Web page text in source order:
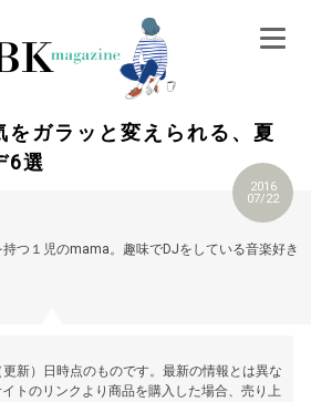
をガラッと変えられる、夏
6選
2016
07/22
つ１児のmama。趣味でDJをしている音楽好き
新）日時点のものです。最新の情報とは異な
トのリンクより商品を購入した場合、売り上